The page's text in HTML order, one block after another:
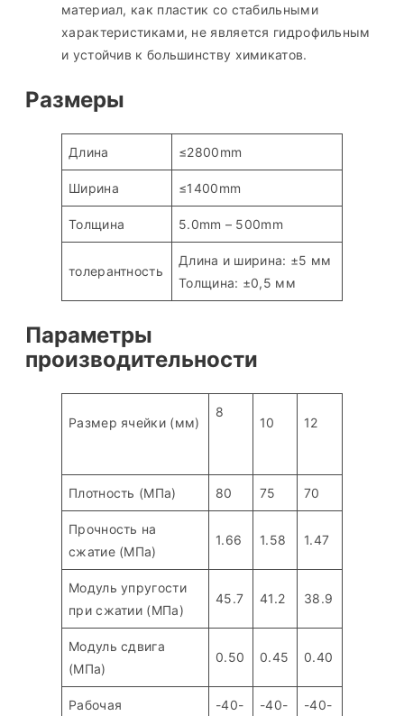
материал, как пластик со стабильными
характеристиками, не является гидрофильным
и устойчив к большинству химикатов.
Размеры
Длина ≤2800mm
Ширина ≤1400mm
Толщина 5.0mm – 500mm
толерантность
Длина и ширина: ±5 мм
Толщина: ±0,5 мм
Параметры
производительности
Размер ячейки (мм)
8
10 12
Плотность (МПа) 80 75 70
Прочность на
сжатие (МПа)
1.66 1.58 1.47
Модуль упругости
при сжатии (МПа)
45.7 41.2 38.9
Модуль сдвига
(МПа)
0.50 0.45 0.40
Рабочая -40- -40- -40-